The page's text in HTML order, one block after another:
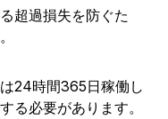
超過損失を防ぐた
。
24時間365日稼働し
る必要があります。